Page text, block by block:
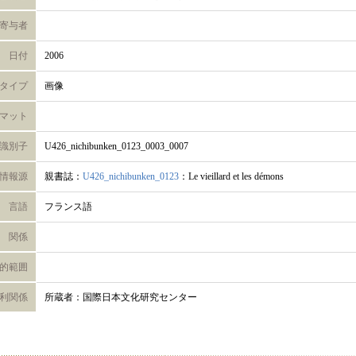
寄与者
日付 2006
イプ 画像
ット
別子 U426_nichibunken_0123_0003_0007
情報源 親書誌： U426_nichibunken_0123 ：Le vieillard et les démons
言語 フランス語
関係
範囲
関係 所蔵者：国際日本文化研究センター